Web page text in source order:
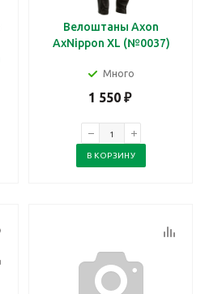
Велоштаны Axon
AxNippon XL (№0037)
Много
1 550₽
В КОРЗИНУ